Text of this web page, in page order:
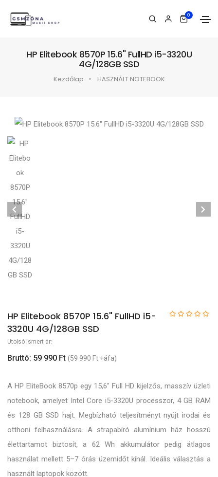
0
HP Elitebook 8570P 15.6" FullHD i5-3320U
4G/128GB SSD
Kezdőlap HASZNÁLT NOTEBOOK
HP Elitebook 8570P 15.6" FullHD i5-
3320U 4G/128GB SSD
Utolsó ismert ár:
Bruttó: 59 990 Ft (59 990 Ft +áfa)
A HP EliteBook 8570p egy 15,6" Full HD kijelzős, masszív üzleti
notebook, amelyet Intel Core i5-3320U processzor, 4 GB RAM
és 128 GB SSD hajt. Megbízható teljesítményt nyújt irodai és
otthoni felhasználásra. A strapabíró alumínium ház hosszú
élettartamot biztosít, a 62 Wh akkumulátor pedig átlagos
használat mellett 5–7 órás üzemidőt kínál. Ideális választás a
használt laptopok között.